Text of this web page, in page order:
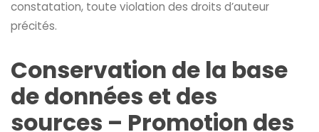
constatation, toute violation des droits d’auteur
précités.
Conservation de la base
de données et des
sources – Promotion des